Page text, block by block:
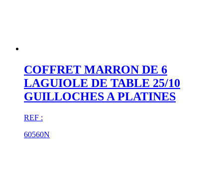
COFFRET MARRON DE 6
LAGUIOLE DE TABLE 25/10
GUILLOCHES A PLATINES
REF :
60560N